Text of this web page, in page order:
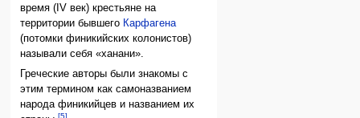
время (IV век) крестьяне на
территории бывшего Карфагена
(потомки финикийских колонистов)
называли себя «ханани».
Греческие авторы были знакомы с
этим термином как самоназванием
народа финикийцев и названием их